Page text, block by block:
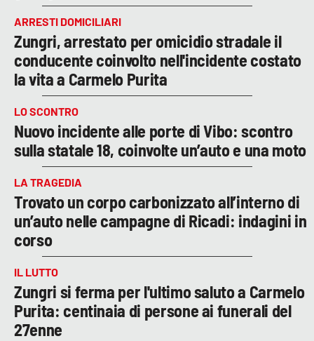
ARRESTI DOMICILIARI
Zungri, arrestato per omicidio stradale il
conducente coinvolto nell'incidente costato
la vita a Carmelo Purita
LO SCONTRO
Nuovo incidente alle porte di Vibo: scontro
sulla statale 18, coinvolte un’auto e una moto
LA TRAGEDIA
Trovato un corpo carbonizzato all’interno di
un’auto nelle campagne di Ricadi: indagini in
corso
IL LUTTO
Zungri si ferma per l'ultimo saluto a Carmelo
Purita: centinaia di persone ai funerali del
27enne